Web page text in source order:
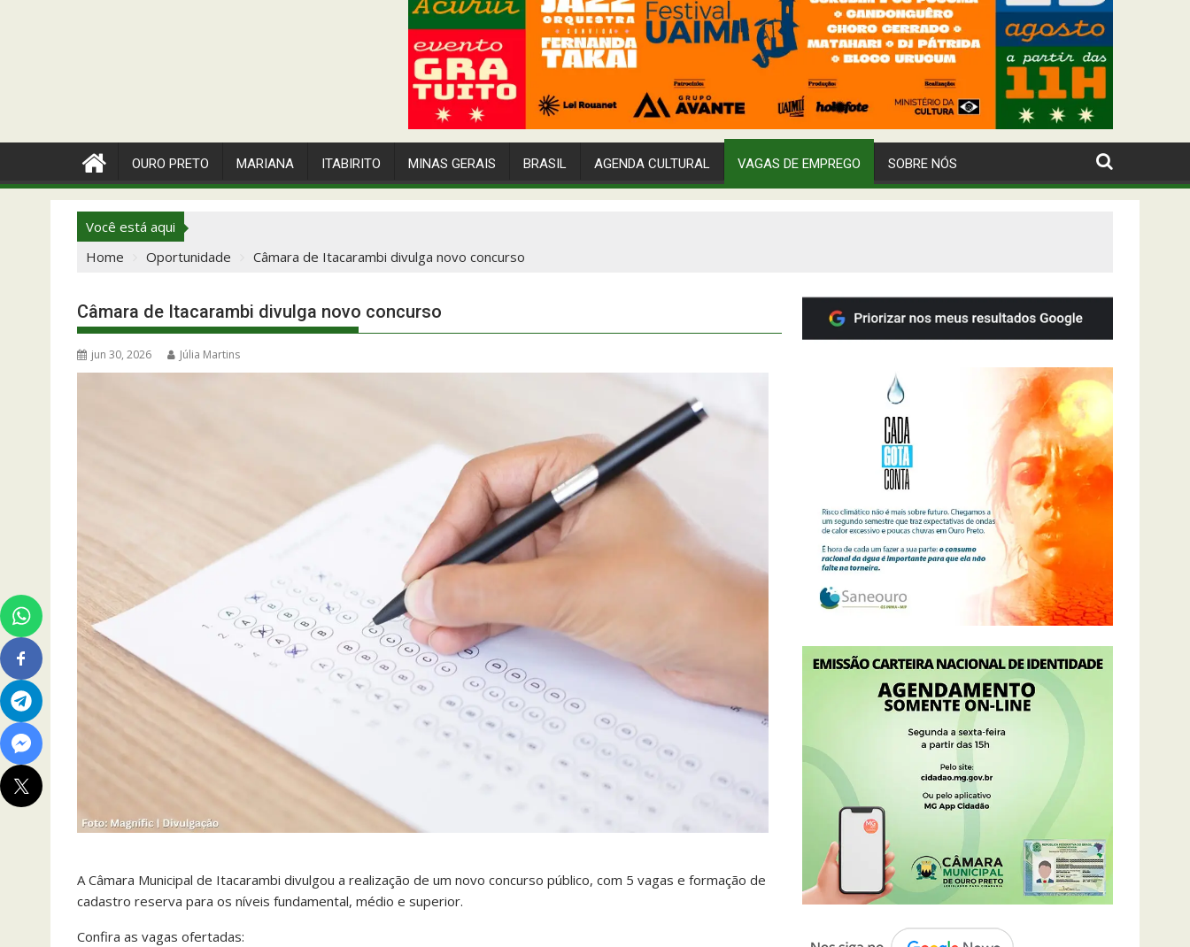
OURO PRETO MARIANA ITABIRITO MINAS GERAIS BRASIL AGENDA CULTURAL VAGAS DE EMPREGO SOBRE NÓS
Você está aqui
Home
Oportunidade Câmara de Itacarambi divulga novo concurso
Câmara de Itacarambi divulga novo concurso
jun 30, 2026 Júlia Martins
A Câmara Municipal de Itacarambi divulgou a realização de um novo concurso público, com 5 vagas e formação de
cadastro reserva para os níveis fundamental, médio e superior.
Confira as vagas ofertadas: